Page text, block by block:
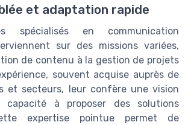
et adaptation rapide
spécialisés en communication
sur des missions variées,
de contenu à la gestion de projets
souvent acquise auprès de
et secteurs, leur confère une vision
à proposer des solutions
expertise pointue permet de